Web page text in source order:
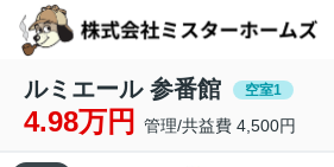
ルミエール 参番館 空室1
4.98万円 管理/共益費 4,500円